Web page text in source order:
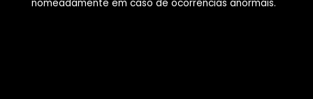
nomeadamente em caso de ocorrências anormais.